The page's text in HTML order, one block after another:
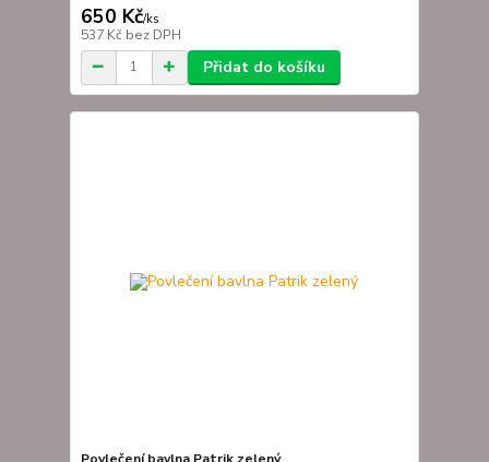
650 Kč/ks
537 Kč bez DPH
Přidat do košíku